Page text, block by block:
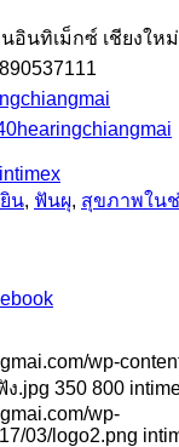
อินทิเม็กซ์ เชียงใหม่
intimex
น, ฟันผุ, สุขภาพใน
wp-
ง.jpg 350 800
wp-
03/logo2.png